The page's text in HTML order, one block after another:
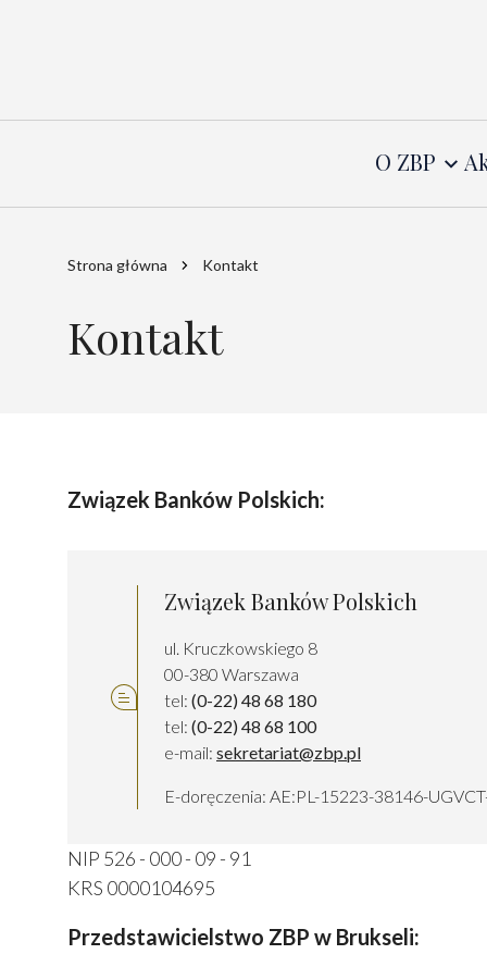
O ZBP
Strona główna Kontakt
Kontakt
Związek Banków Polskich:
Związek Banków Polskich
ul. Kruczkowskiego 8
00-380 Warszawa
tel: (0-22) 48 68 180
tel: (0-22) 48 68 100
e-mail: sekretariat@zbp.pl
E-doręczenia: AE:PL-15223-38146-
NIP 526 - 000 - 09 - 91
KRS 0000104695
Przedstawicielstwo ZBP w Brukseli: